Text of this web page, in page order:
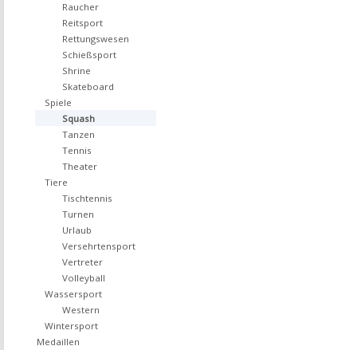
Raucher
Reitsport
Rettungswesen
Schießsport
Shrine
Skateboard
Spiele
Squash
Tanzen
Tennis
Theater
Tiere
Tischtennis
Turnen
Urlaub
Versehrtensport
Vertreter
Volleyball
Wassersport
Western
Wintersport
Medaillen